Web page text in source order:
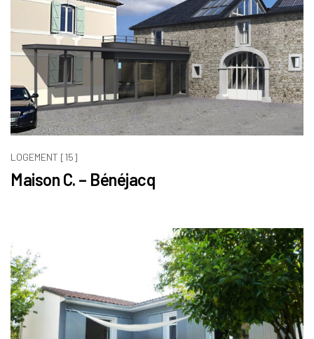
LOGEMENT [15]
Maison C. – Bénéjacq